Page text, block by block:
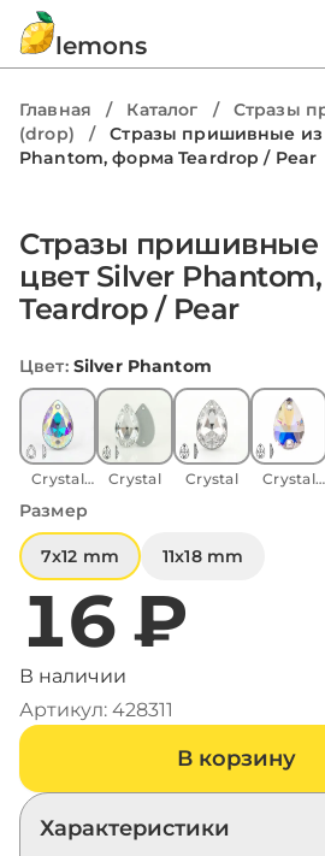
lemons
Главная / Каталог / Стразы
(drop)
/
Стразы пришивные из
Phantom, форма Teardrop / Pear
Стразы пришивные
цвет Silver
Teardrop / Pear
Цвет: Silver Phantom
Crystal
Crystal Crystal
Crystal
Размер
7x12 mm 11x18 mm
16 ₽
В наличии
Артикул: 428311
В корзину
Характеристики